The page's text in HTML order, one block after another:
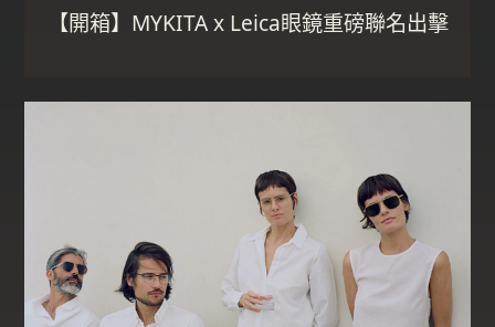
【開箱】MYKITA x Leica眼鏡重磅聯名出擊